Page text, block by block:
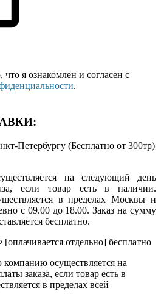
я ознакомлен и согласен с
.
Петербургу (Бесплатно от 300тр)
на следующий день
если товар есть в наличии.
в пределах Москвы и
с 09.00 до 18.00. Заказ на сумму
бесплатно.
отдельно] бесплатно
осуществляется на
заказа, если товар есть в
в пределах всей